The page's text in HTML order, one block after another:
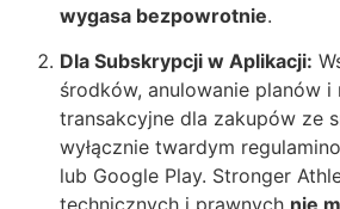
wygasa bezpowrotnie.
Dla Subskrypcji w Aplikacji:
środków, anulowanie planów i
transakcyjne dla zakupów ze
wyłącznie twardym
lub Google Play. Stronger